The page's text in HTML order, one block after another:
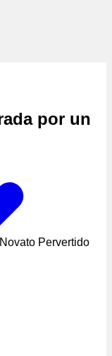
por un